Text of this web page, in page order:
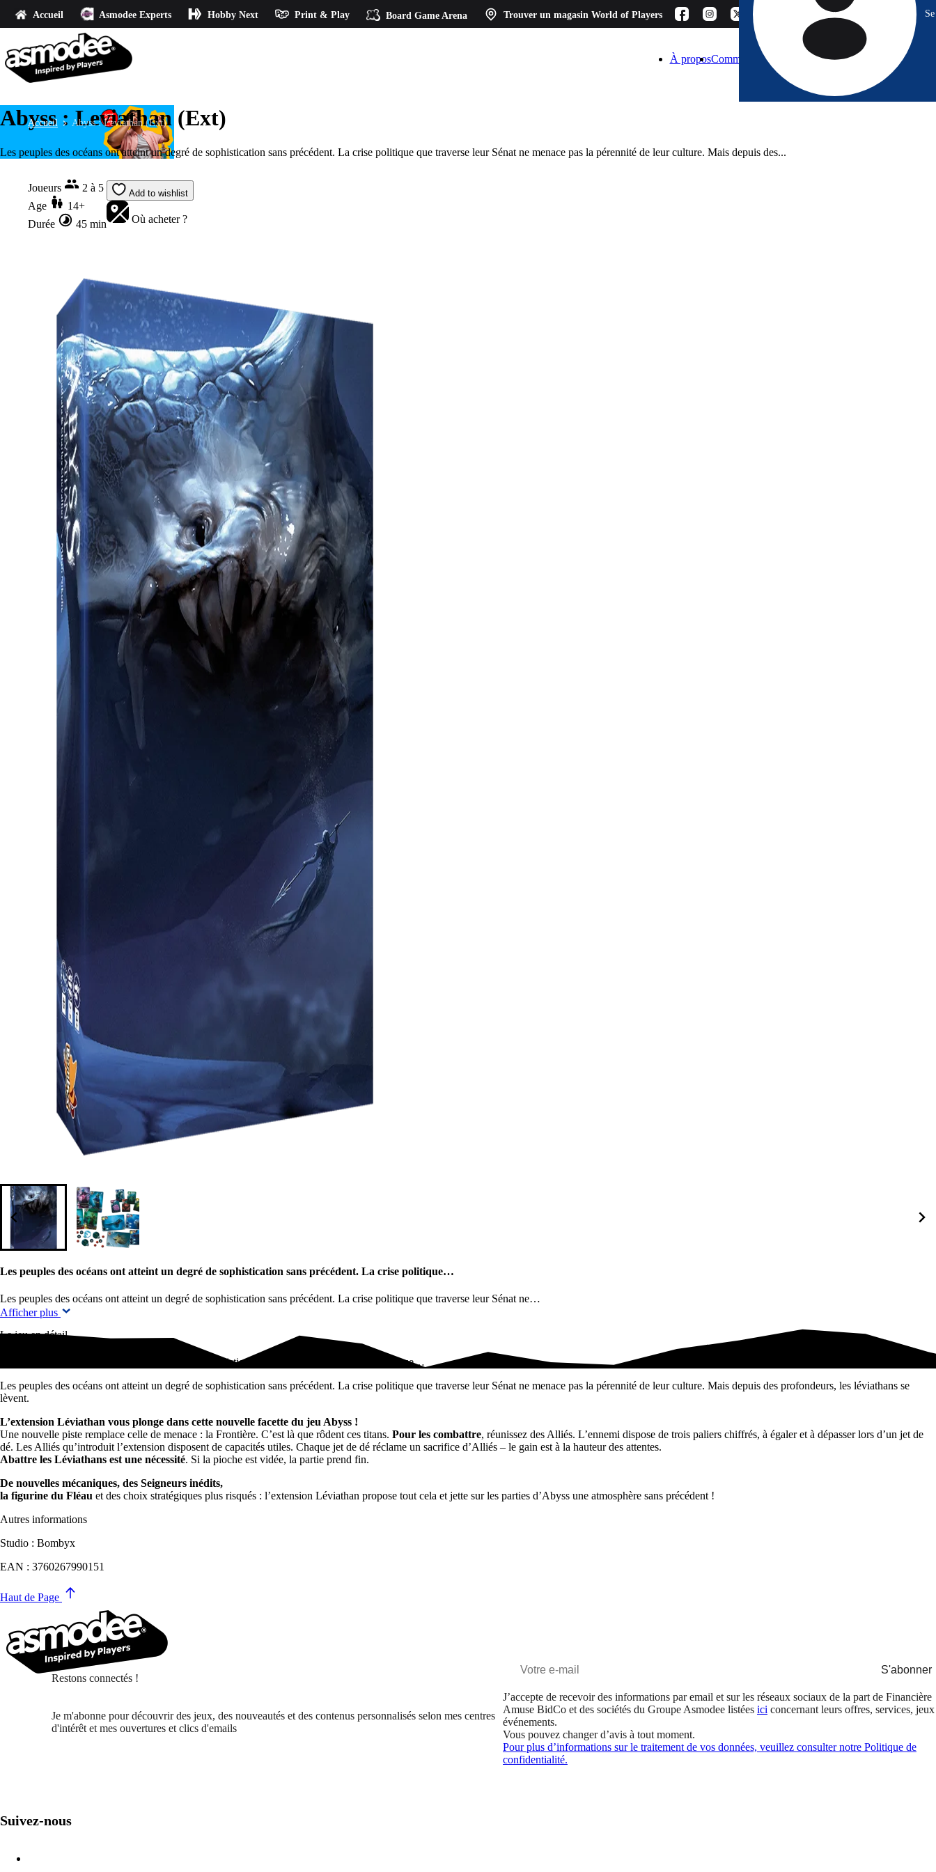
Accueil Asmodee Experts Hobby Next Print & Play Board Game Arena Trouver un magasin World of Players
À proposComment choisir ? BlogEspace Pro Contact
Accueil Abyss : Leviathan (Ext)
Abyss : Leviathan (Ext)
Les peuples des océans ont atteint un degré de sophistication sans précédent. La crise politique que traverse leur Sénat ne menace pas la pérennité de leur culture. Mais depuis des...
Joueurs
2 à 5
Age
14+
Durée
45 min
Add to wishlist
Où acheter ?
Les peuples des océans ont atteint un degré de sophistication sans précédent. La crise politique…
Les peuples des océans ont atteint un degré de sophistication sans précédent. La crise politique que traverse leur Sénat ne…
Afficher plus
Le jeu en détail
Les peuples des océans ont atteint un degré de sophistication sans précédent. La crise politique…
Les peuples des océans ont atteint un degré de sophistication sans précédent. La crise politique que traverse leur Sénat ne menace pas la pérennité de leur culture. Mais depuis des profondeurs, les léviathans se
lèvent.
L’extension Léviathan vous plonge dans cette nouvelle facette du jeu Abyss !
Une nouvelle piste remplace celle de menace : la Frontière. C’est là que rôdent ces titans. Pour les combattre, réunissez des Alliés. L’ennemi dispose de trois paliers chiffrés, à égaler et à dépasser lors d’un jet de
dé. Les Alliés qu’introduit l’extension disposent de capacités utiles. Chaque jet de dé réclame un sacrifice d’Alliés – le gain est à la hauteur des attentes.
Abattre les Léviathans est une nécessité. Si la pioche est vidée, la partie prend fin.
De nouvelles mécaniques, des Seigneurs inédits,
la figurine du Fléau et des choix stratégiques plus risqués : l’extension Léviathan propose tout cela et jette sur les parties d’Abyss une atmosphère sans précédent !
Autres informations
Studio : Bombyx
EAN : 3760267990151
Haut de Page
Restons connectés !
Je m'abonne pour découvrir des jeux, des nouveautés et des contenus personnalisés selon mes centres
d'intérêt et mes ouvertures et clics d'emails
S'abonner
J’accepte de recevoir des informations par email et sur les réseaux sociaux de la part de Financière
Amuse BidCo et des sociétés du Groupe Asmodee listées ici concernant leurs offres, services,
événements.
Vous pouvez changer d’avis à tout moment.
Pour plus d’informations sur le traitement de vos données, veuillez consulter notre Politique de
confidentialité.
Suivez-nous